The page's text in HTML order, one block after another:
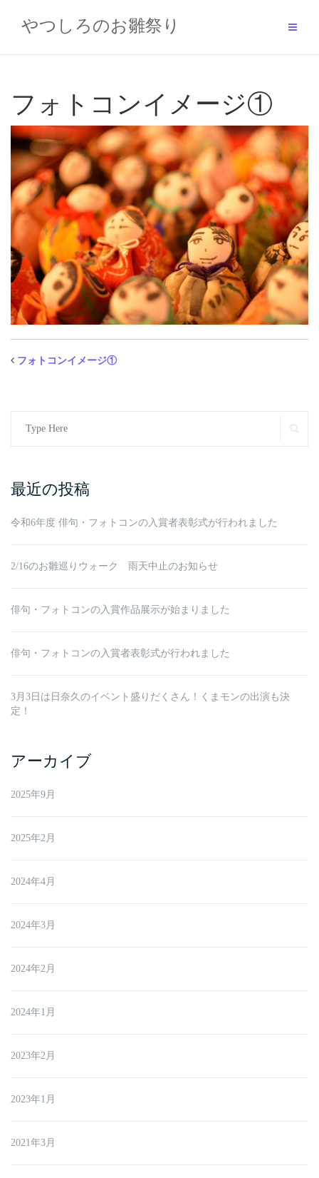
contentやつしろのお雛祭り
フォトコンイメージ①
フォトコンイメージ①
Search
最近の投稿
令和6年度 俳句・フォトコンの入賞者表彰式が行われました
2/16のお雛巡りウォーク 雨天中止のお知らせ
俳句・フォトコンの入賞作品展示が始まりました
俳句・フォトコンの入賞者表彰式が行われました
3月3日は日奈久のイベント盛りだくさん！くまモンの出演も決
定！
アーカイブ
2025年9月
2025年2月
2024年4月
2024年3月
2024年2月
2024年1月
2023年2月
2023年1月
2021年3月